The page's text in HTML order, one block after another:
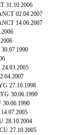
31.10.2006
02.04.2007
14.06.2007
30.07.1990
24.03.2005
27.10.1998
30.06.1990
30.06.1990
14.07.2005
28.10.2004
27.10.2005